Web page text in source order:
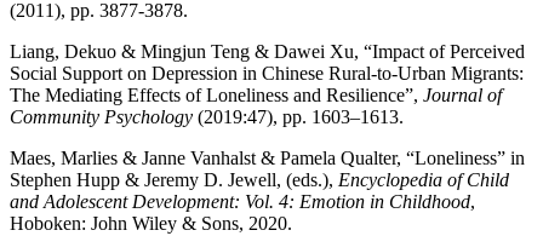
(2011), pp. 3877-3878.
Liang, Dekuo & Mingjun Teng & Dawei Xu, “Impact of Perceived
Social Support on Depression in Chinese Rural‐to‐Urban Migrants:
The Mediating Effects of Loneliness and Resilience”, Journal of
Community Psychology (2019:47), pp. 1603–1613.
Maes, Marlies & Janne Vanhalst & Pamela Qualter, “Loneliness” in
Stephen Hupp & Jeremy D. Jewell, (eds.), Encyclopedia of Child
and Adolescent Development: Vol. 4: Emotion in Childhood,
Hoboken: John Wiley & Sons, 2020.